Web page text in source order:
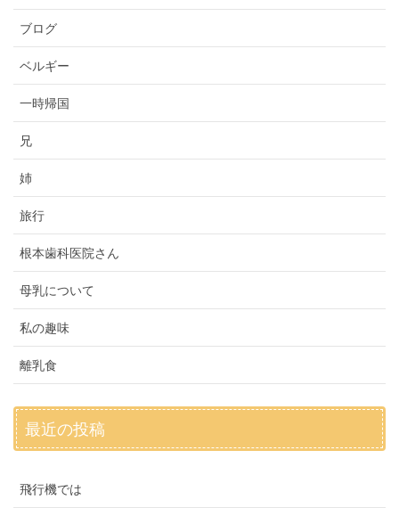
ブログ
ベルギー
一時帰国
兄
姉
旅行
根本歯科医院さん
母乳について
私の趣味
離乳食
最近の投稿
飛行機では